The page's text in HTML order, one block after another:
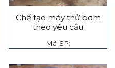
Chế tạo máy thử bơm
theo yêu cầu
Mã SP: